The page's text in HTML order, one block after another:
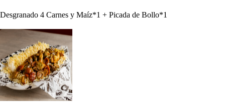
Desgranado 4 Carnes y Maíz*1 + Picada de Bollo*1